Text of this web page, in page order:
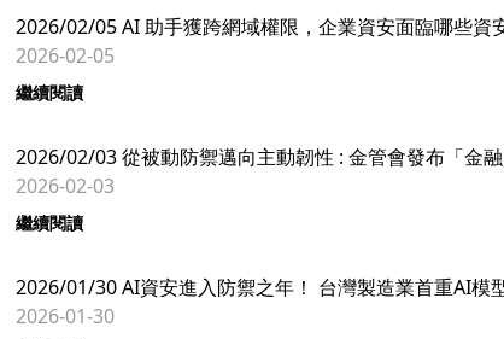
2026/02/05 AI 助手獲跨網域權限，企業資安面臨哪些資
2026-02-05
繼續閱讀
2026/02/03 從被動防禦邁向主動韌性 : 金管會發布「金融
2026-02-03
繼續閱讀
2026/01/30 AI資安進入防禦之年！ 台灣製造業首重AI模
2026-01-30